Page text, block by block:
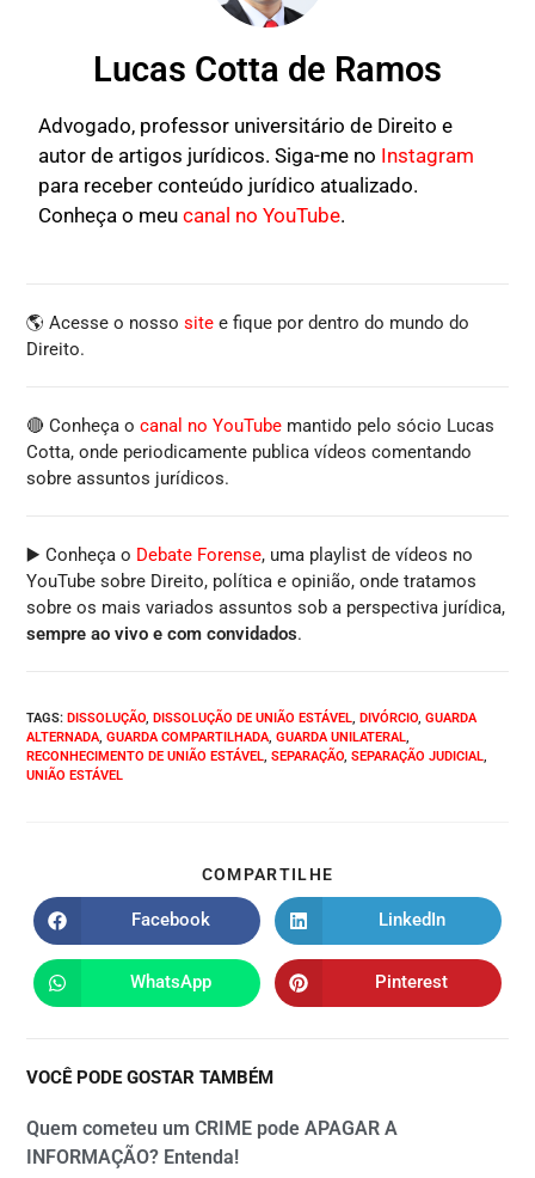
Lucas Cotta de Ramos
Advogado, professor universitário de Direito e
autor de artigos jurídicos. Siga-me no Instagram
para receber conteúdo jurídico atualizado.
Conheça o meucanal no YouTube.
🌎 Acesse o nossosite e fique por dentro do mundo do
Direito.
🔴 Conheça ocanal no YouTube mantido pelo sócio Lucas
Cotta, onde periodicamente publica vídeos comentando
sobre assuntos jurídicos.
▶️ Conheça o Debate Forense, uma playlist de vídeos no
YouTube sobre Direito, política e opinião, onde tratamos
sobre os mais variados assuntos sob a perspectiva jurídica,
sempre ao vivo e com convidados.
TAGS:DISSOLUÇÃO, DISSOLUÇÃO DE UNIÃO ESTÁVEL, DIVÓRCIO, GUARDA
ALTERNADA, GUARDA COMPARTILHADA, GUARDA UNILATERAL,
RECONHECIMENTO DE UNIÃO ESTÁVEL, SEPARAÇÃO, SEPARAÇÃO JUDICIAL,
UNIÃO ESTÁVEL
COMPARTILHE
Facebook LinkedIn
WhatsApp Pinterest
VOCÊ PODE GOSTAR TAMBÉM
Quem cometeu um CRIME pode APAGAR A
INFORMAÇÃO? Entenda!